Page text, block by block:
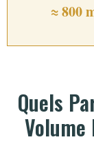
≈ 800
Quels
Volume